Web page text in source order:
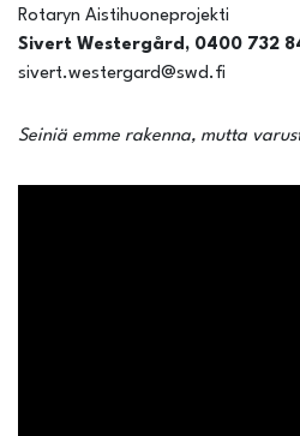
Rotaryn Aistihuoneprojekti
Sivert Westergård, 0400 732
sivert.westergard@swd.fi
Seiniä emme rakenna, mutta